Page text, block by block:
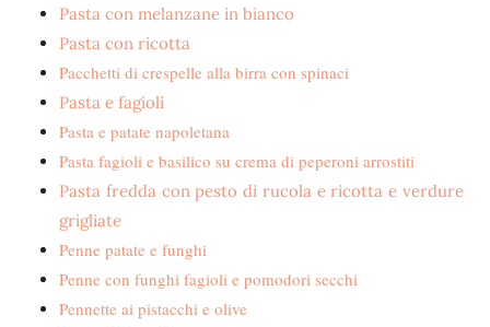
Pasta con melanzane in bianco
Pasta con ricotta
Pacchetti di crespelle alla birra con spinaci
Pasta e fagioli
Pasta e patate napoletana
Pasta fagioli e basilico su crema di peperoni arrostiti
Pasta fredda con pesto di rucola e ricotta e verdure
grigliate
Penne patate e funghi
Penne con funghi fagioli e pomodori secchi
Pennette ai pistacchi e olive